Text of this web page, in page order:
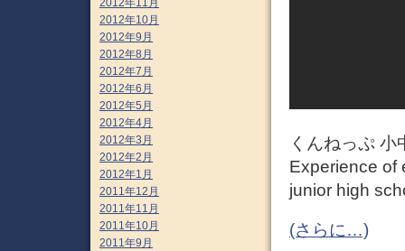
くんねっぷ
Experience of
junior high
(さらに…)
2012年11月
2012年10月
2012年9月
2012年8月
2012年7月
2012年6月
2012年5月
2012年4月
2012年3月
2012年2月
2012年1月
2011年12月
2011年11月
2011年10月
2011年9月